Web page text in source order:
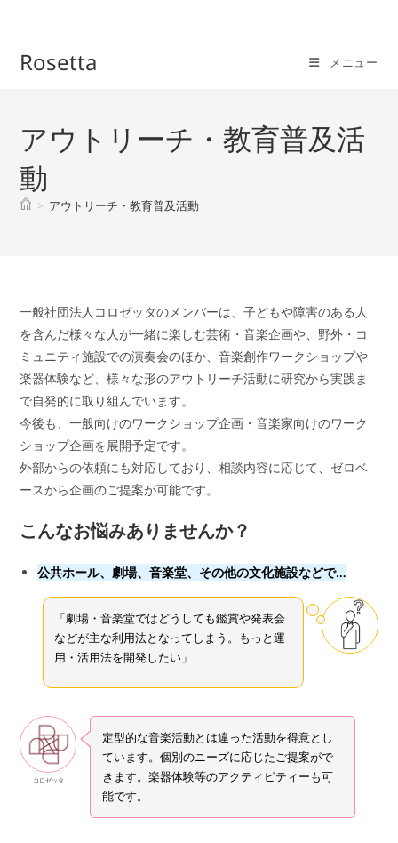
Rosetta メニュー
アウトリーチ・教育普及活
動
> アウトリーチ・教育普及活動
一般社団法人コロゼッタのメンバーは、子どもや障害のある人
を含んだ様々な人が一緒に楽しむ芸術・音楽企画や、野外・コ
ミュニティ施設での演奏会のほか、音楽創作ワークショップや
楽器体験など、様々な形のアウトリーチ活動に研究から実践ま
で自発的に取り組んでいます。
今後も、一般向けのワークショップ企画・音楽家向けのワーク
ショップ企画を展開予定です。
外部からの依頼にも対応しており、相談内容に応じて、ゼロベ
ースから企画のご提案が可能です。
こんなお悩みありませんか？
公共ホール、劇場、音楽堂、その他の文化施設などで…
「劇場・音楽堂ではどうしても鑑賞や発表会
などが主な利用法となってしまう。もっと運
用・活用法を開発したい」
コロゼッタ
定型的な音楽活動とは違った活動を得意とし
ています。個別のニーズに応じたご提案がで
きます。楽器体験等のアクティビティーも可
能です。